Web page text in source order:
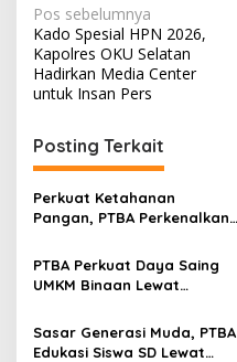
N
a
v
i
g
a
s
i
p
o
s
Pos sebelumnya
Kado Spesial HPN 2026,
Kapolres OKU Selatan
Hadirkan Media Center
untuk Insan Pers
Posting Terkait
Perkuat Ketahanan
Pangan, PTBA Perkenalkan
Inagritech 2026
PTBA Perkuat Daya Saing
UMKM Binaan Lewat
Festival 2026
Sasar Generasi Muda, PTBA
Edukasi Siswa SD Lewat